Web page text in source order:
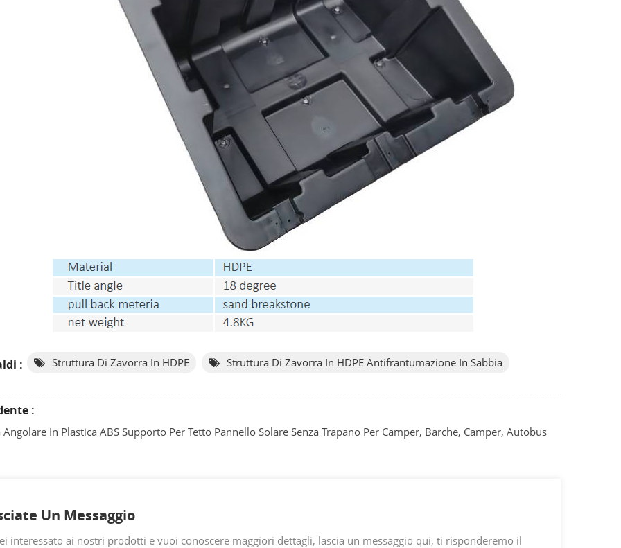
: Struttura Di Zavorra In HDPE Struttura Di Zavorra In HDPE Antifrantumazione In Sabbia
:
Angolare In Plastica ABS Supporto Per Tetto Pannello Solare Senza Trapano Per Camper, Barche, Camper, Autobus
Un Messaggio
interessato ai nostri prodotti e vuoi conoscere maggiori dettagli, lascia un messaggio qui, ti risponderemo il